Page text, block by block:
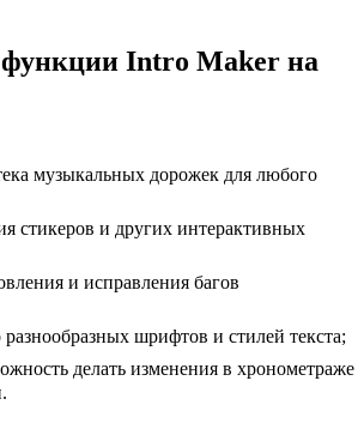
Intro Maker на
музыкальных дорожек для любого
стикеров и других интерактивных
и исправления багов
шрифтов и стилей текста;
делать изменения в хронометраже